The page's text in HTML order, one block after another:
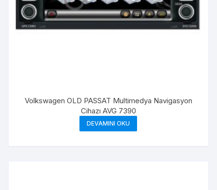
Volkswagen OLD PASSAT Multimedya Navigasyon
Cihazı AVG 7390
DEVAMINI OKU